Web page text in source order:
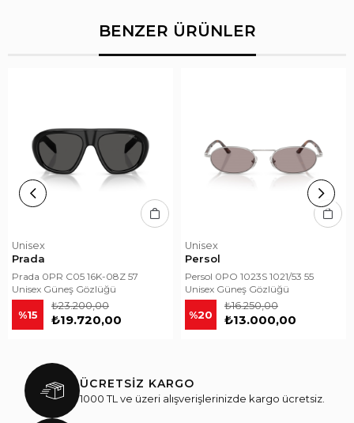
BENZER ÜRÜNLER
Unisex
Prada
Prada 0PR C05 16K-08Z 57
Unisex Güneş Gözlüğü
%15 ₺19.720,00
₺23.200,00
Unisex
Persol
Persol 0PO 1023S 1021/53 55
Unisex Güneş Gözlüğü
%20 ₺13.000,00
₺16.250,00
ÜCRETSİZ KARGO
1000 TL ve üzeri alışverişlerinizde kargo ücretsiz.